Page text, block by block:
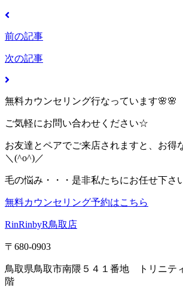
前の記事
次の記事
無料カウンセリング行なっています🌸🌸
ご気軽にお問い合わせください☆
お友達とペアでご来店されますと、お得
＼(^o^)／
毛の悩み・・・是非私たちにお任せ下さ
無料カウンセリング予約はこちら
RinRinbyR鳥取店
〒680-0903
鳥取県鳥取市南隈５４１番地 トリニテ
階